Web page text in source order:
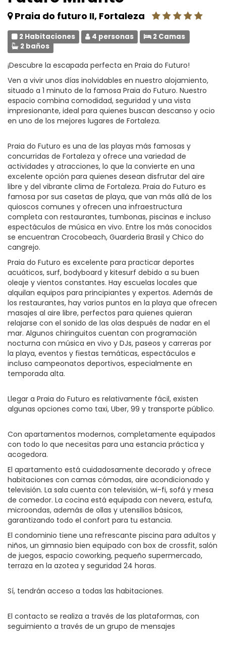
Praia do futuro II, Fortaleza
2 Habitaciones 4 personas
2 Camas
2 baños
¡Descubre la escapada perfecta en Praia do Futuro!
Ven a vivir unos días inolvidables en nuestro alojamiento,
situado a 1 minuto de la famosa Praia do Futuro. Nuestro
espacio combina comodidad, seguridad y una vista
impresionante, ideal para quienes buscan descanso y ocio
en uno de los mejores lugares de Fortaleza.
Praia do Futuro es una de las playas más famosas y
concurridas de Fortaleza y ofrece una variedad de
actividades y atracciones, lo que la convierte en una
excelente opción para quienes desean disfrutar del aire
libre y del vibrante clima de Fortaleza. Praia do Futuro es
famosa por sus casetas de playa, que van más allá de los
quioscos comunes y ofrecen una infraestructura
completa con restaurantes, tumbonas, piscinas e incluso
espectáculos de música en vivo. Entre los más conocidos
se encuentran Crocobeach, Guarderia Brasil y Chico do
cangrejo.
Praia do Futuro es excelente para practicar deportes
acuáticos, surf, bodyboard y kitesurf debido a su buen
oleaje y vientos constantes. Hay escuelas locales que
alquilan equipos para principiantes y expertos. Además de
los restaurantes, hay varios puntos en la playa que ofrecen
masajes al aire libre, perfectos para quienes quieran
relajarse con el sonido de las olas después de nadar en el
mar. Algunos chiringuitos cuentan con programación
nocturna con música en vivo y DJs, paseos y carreras por
la playa, eventos y fiestas temáticas, espectáculos e
incluso campeonatos deportivos, especialmente en
temporada alta.
Llegar a Praia do Futuro es relativamente fácil, existen
algunas opciones como taxi, Uber, 99 y transporte público.
Con apartamentos modernos, completamente equipados
con todo lo que necesitas para una estancia práctica y
acogedora.
El apartamento está cuidadosamente decorado y ofrece
habitaciones con camas cómodas, aire acondicionado y
televisión. La sala cuenta con televisión, wi-fi, sofá y mesa
de comedor. La cocina está equipada con nevera, estufa,
microondas, además de ollas y utensilios básicos,
garantizando todo el confort para tu estancia.
El condominio tiene una refrescante piscina para adultos y
niños, un gimnasio bien equipado con box de crossfit, salón
de juegos, espacio coworking, pequeño supermercado,
terraza en la azotea y seguridad 24 horas.
Sí, tendrán acceso a todas las habitaciones.
El contacto se realiza a través de las plataformas, con
seguimiento a través de un grupo de mensajes